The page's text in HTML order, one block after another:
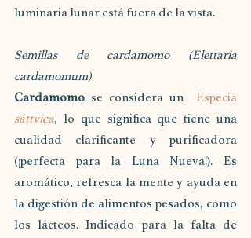
luminaria lunar está fuera de la vista.
Semillas de cardamomo (Elettaria
cardamomum)
Cardamomo se considera un
sáttvica, lo que significa que tiene una
cualidad clarificante y purificadora
(¡perfecta para la Luna Nueva!). Es
aromático, refresca la mente y ayuda en
la digestión de alimentos pesados, como
los lácteos. Indicado para la falta de